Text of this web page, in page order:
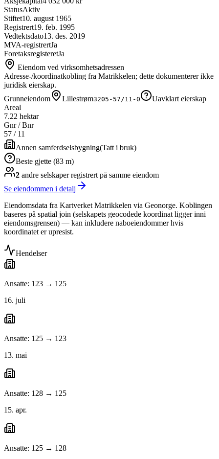
StatusAktiv
Stiftet10. august 1965
Registrert19. feb. 1995
Vedtektsdato13. des. 2019
MVA-registrertJa
ForetaksregisteretJa
Eiendom ved virksomhetsadressen
Adresse-/koordinatkobling fra Matrikkelen; dette dokumenterer ikke
juridisk eierskap.
Grunneiendom
Lillestrøm3205-57/11-0
Uavklart eierskap
Areal
7.22 hektar
Gnr / Bnr
57 / 11
Annen samferdselsbygning(Tatt i bruk)
Beste gjette (83 m)
2 andre selskaperregistrert på samme eiendom
Se eiendommen i detalj
Eiendomsdata fra Kartverket Matrikkelen via Geonorge. Koblingen
baseres på spatial join (selskapets geocodede koordinat ligger inni
eiendomsgrensen) — kan inkludere naboeiendommer hvis
koordinatet er upresist.
Hendelser
Ansatte: 123 → 125
16. juli
Ansatte: 125 → 123
13. mai
Ansatte: 128 → 125
15. apr.
Ansatte: 125 → 128